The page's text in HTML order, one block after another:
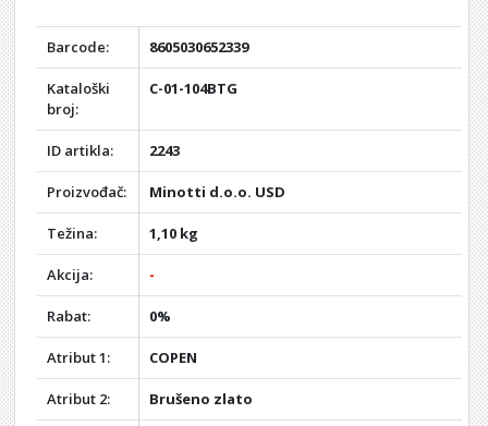
Barcode: 8605030652339
Kataloški
broj:
C-01-104BTG
ID artikla: 2243
Proizvođač: Minotti d.o.o. USD
Težina: 1,10 kg
Akcija: -
Rabat: 0%
Atribut 1: COPEN
Atribut 2: Brušeno zlato